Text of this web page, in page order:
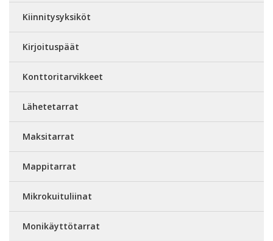
Kiinnitysyksiköt
Kirjoituspäät
Konttoritarvikkeet
Lähetetarrat
Maksitarrat
Mappitarrat
Mikrokuituliinat
Monikäyttötarrat